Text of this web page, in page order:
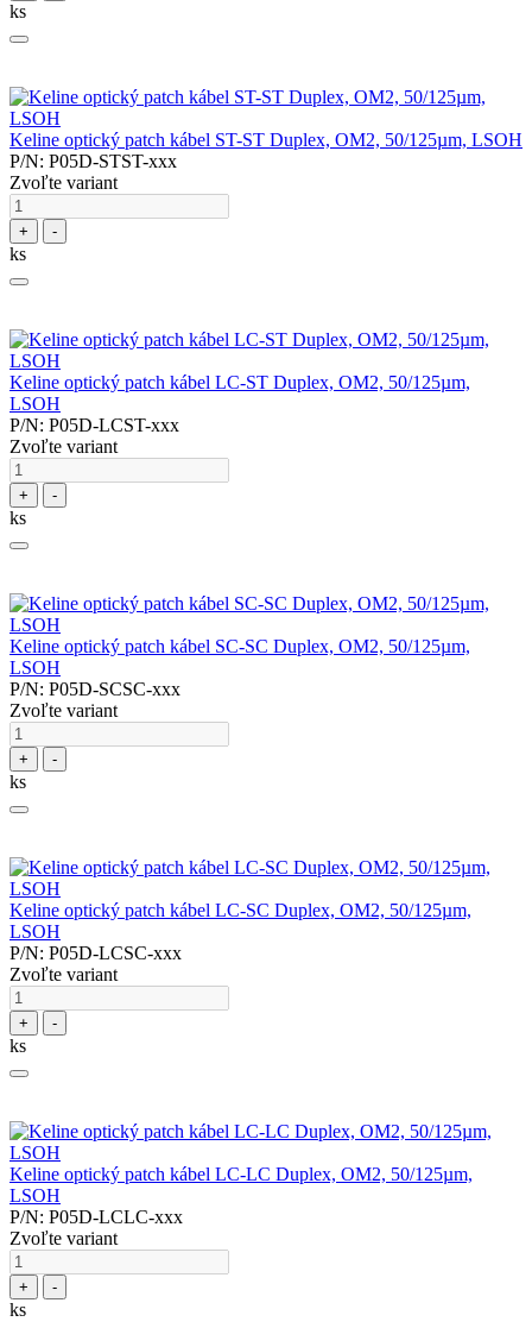
ks
Keline optický patch kábel ST-ST Duplex, OM2, 50/125µm, LSOH
P/N: P05D-STST-xxx
Zvoľte variant
+ -
ks
Keline optický patch kábel LC-ST Duplex, OM2, 50/125µm,
LSOH
P/N: P05D-LCST-xxx
Zvoľte variant
+ -
ks
Keline optický patch kábel SC-SC Duplex, OM2, 50/125µm,
LSOH
P/N: P05D-SCSC-xxx
Zvoľte variant
+ -
ks
Keline optický patch kábel LC-SC Duplex, OM2, 50/125µm,
LSOH
P/N: P05D-LCSC-xxx
Zvoľte variant
+ -
ks
Keline optický patch kábel LC-LC Duplex, OM2, 50/125µm,
LSOH
P/N: P05D-LCLC-xxx
Zvoľte variant
+ -
ks